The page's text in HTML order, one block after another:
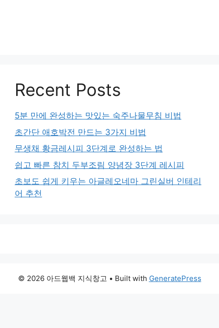
Recent Posts
5분 만에 완성하는 맛있는 숙주나물무침 비법
초간단 애호박전 만드는 3가지 비법
무생채 황금레시피 3단계로 완성하는 법
쉽고 빠른 참치 두부조림 양념장 3단계 레시피
초보도 쉽게 키우는 아글레오네마 그린실버 인테리
어 추천
© 2026 아드웹백 지식창고 • Built with GeneratePress